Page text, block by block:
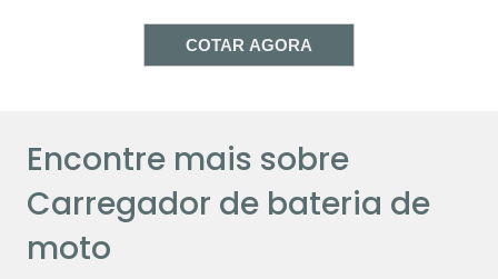
manutenção automática e diagnósticos de
bateria, que ajudam a identificar problemas
saúde da bateria, permitindo intervenções
proativas.
Portanto, investir em um carregador de
bateria de moto não é apenas uma questão
COTAR AGORA
Encontre mais sobre
Carregador de bateria de
moto